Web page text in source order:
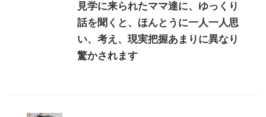
見学に来られたママ達に、ゆっくり
話を聞くと、ほんとうに一人一人思
い、考え、現実把握あまりに異なり
驚かされます